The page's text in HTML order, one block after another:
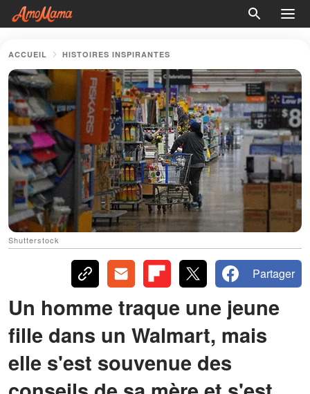
ACCUEIL HISTOIRES INSPIRANTES
Shutterstock
Partager
Un homme traque une jeune
fille dans un Walmart, mais
elle s'est souvenue des